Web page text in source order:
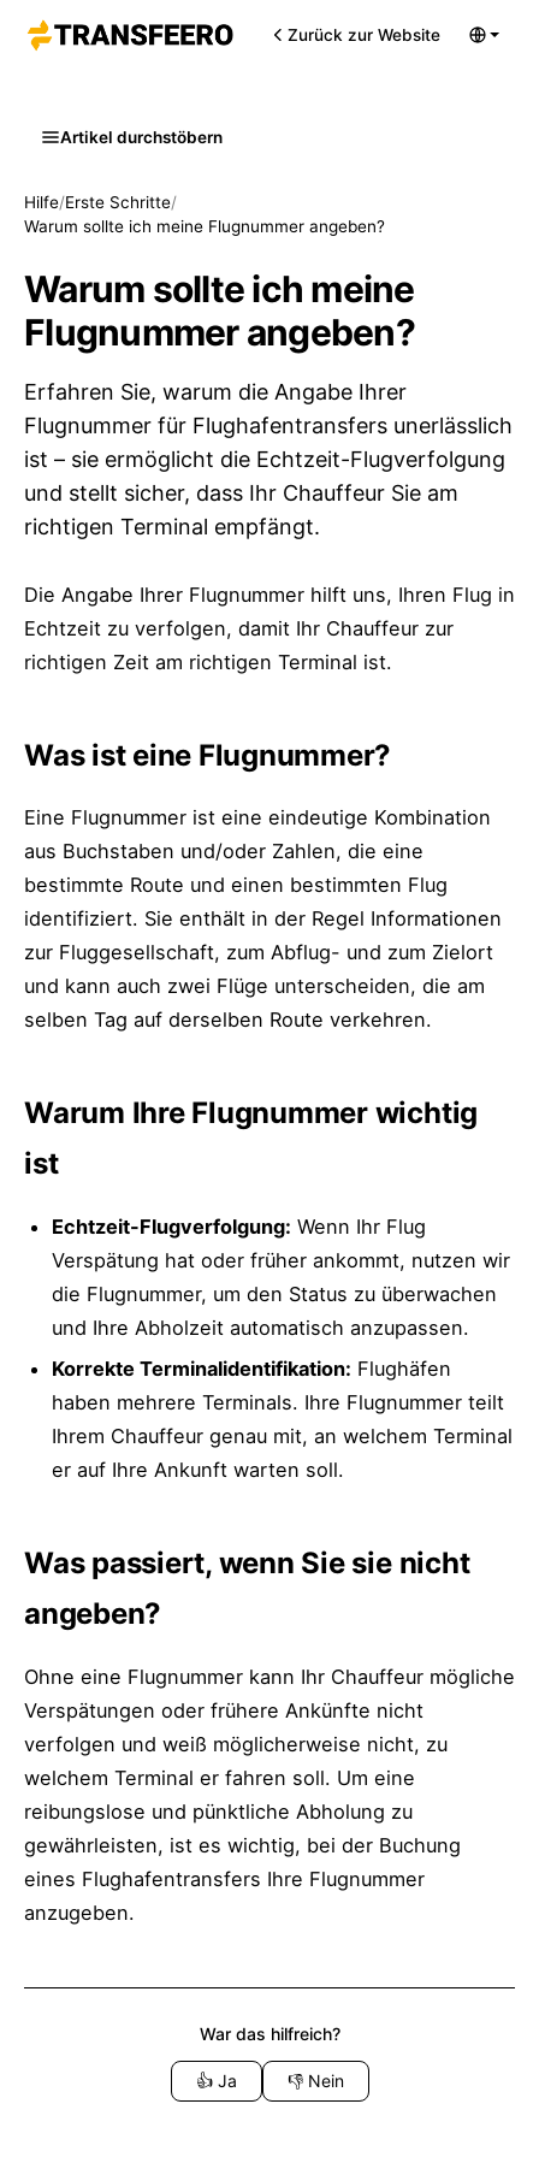
Zurück zur Website
Artikel durchstöbern
Hilfe/Erste Schritte/
Warum sollte ich meine Flugnummer angeben?
Warum sollte ich meine
Flugnummer angeben?
Erfahren Sie, warum die Angabe Ihrer
Flugnummer für Flughafentransfers unerlässlich
ist – sie ermöglicht die Echtzeit-Flugverfolgung
und stellt sicher, dass Ihr Chauffeur Sie am
richtigen Terminal empfängt.
Die Angabe Ihrer Flugnummer hilft uns, Ihren Flug in
Echtzeit zu verfolgen, damit Ihr Chauffeur zur
richtigen Zeit am richtigen Terminal ist.
Was ist eine Flugnummer?
Eine Flugnummer ist eine eindeutige Kombination
aus Buchstaben und/oder Zahlen, die eine
bestimmte Route und einen bestimmten Flug
identifiziert. Sie enthält in der Regel Informationen
zur Fluggesellschaft, zum Abflug- und zum Zielort
und kann auch zwei Flüge unterscheiden, die am
selben Tag auf derselben Route verkehren.
Warum Ihre Flugnummer wichtig
ist
Echtzeit-Flugverfolgung: Wenn Ihr Flug
Verspätung hat oder früher ankommt, nutzen wir
die Flugnummer, um den Status zu überwachen
und Ihre Abholzeit automatisch anzupassen.
Korrekte Terminalidentifikation: Flughäfen
haben mehrere Terminals. Ihre Flugnummer teilt
Ihrem Chauffeur genau mit, an welchem Terminal
er auf Ihre Ankunft warten soll.
Was passiert, wenn Sie sie nicht
angeben?
Ohne eine Flugnummer kann Ihr Chauffeur mögliche
Verspätungen oder frühere Ankünfte nicht
verfolgen und weiß möglicherweise nicht, zu
welchem Terminal er fahren soll. Um eine
reibungslose und pünktliche Abholung zu
gewährleisten, ist es wichtig, bei der Buchung
eines Flughafentransfers Ihre Flugnummer
anzugeben.
War das hilfreich?
👍 Ja 👎 Nein